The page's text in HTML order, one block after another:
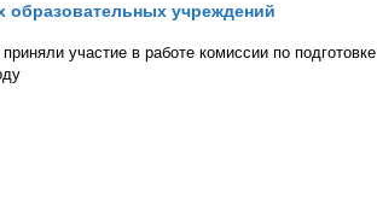
образовательных учреждений
участие в работе комиссии по подготовке